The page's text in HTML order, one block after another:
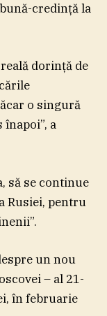
credinţă la
dorinţă de
o singură
a
să se continue
Rusiei, pentru
un nou
– al 21-
în februarie